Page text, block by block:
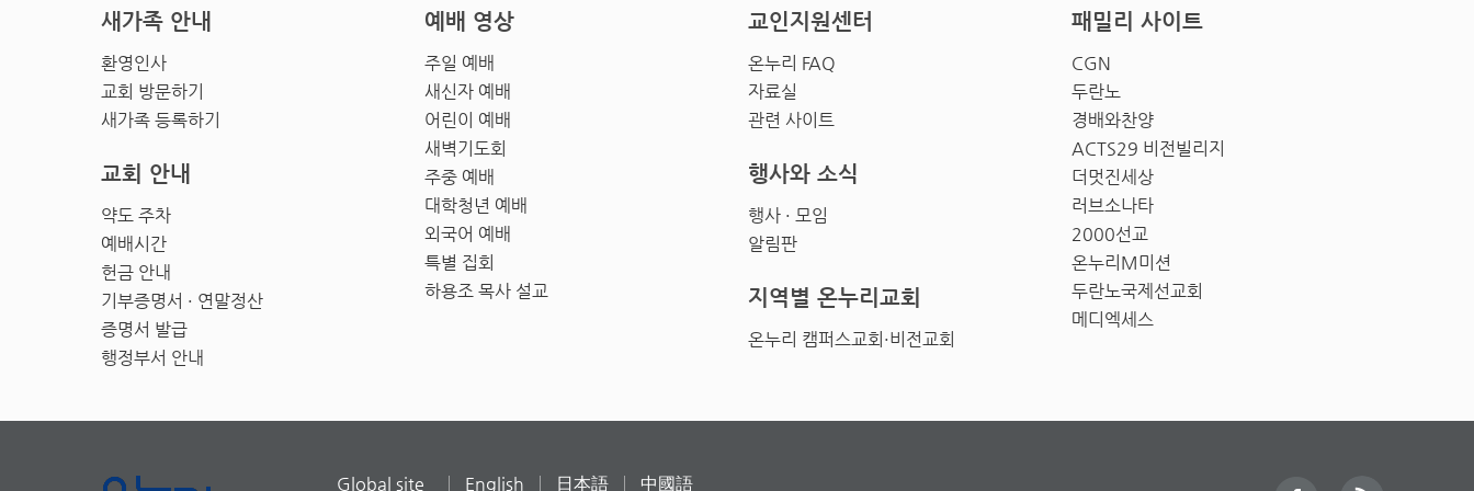
새가족 안내
환영인사
교회 방문하기
새가족 등록하기
예배 영상
주일 예배
새신자 예배
어린이 예배
새벽기도회
주중 예배
대학청년 예배
외국어 예배
특별 집회
하용조 목사 설교
교인지원센터
온누리 FAQ
자료실
관련 사이트
패밀리 사이트
CGN
두란노
경배와찬양
ACTS29 비전빌리지
더멋진세상
러브소나타
2000선교
온누리M미션
두란노국제선교회
메디엑세스
교회 안내
약도 주차
예배시간
헌금 안내
기부증명서 · 연말정산
증명서 발급
행정부서 안내
행사와 소식
행사 · 모임
알림판
지역별 온누리교회
온누리 캠퍼스교회·비전교회
Global site English 日本語 中國語